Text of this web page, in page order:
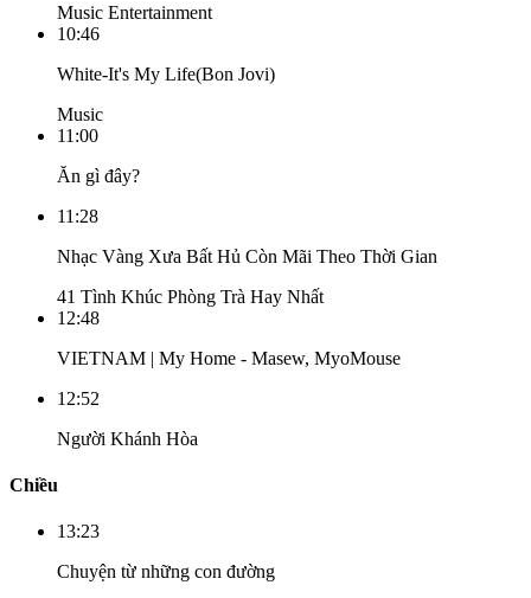
Music Entertainment
10:46
White-It's My Life(Bon Jovi)
Music
11:00
Ăn gì đây?
11:28
Nhạc Vàng Xưa Bất Hủ Còn Mãi Theo Thời Gian
41 Tình Khúc Phòng Trà Hay Nhất
12:48
VIETNAM | My Home - Masew, MyoMouse
12:52
Người Khánh Hòa
Chiều
13:23
Chuyện từ những con đường